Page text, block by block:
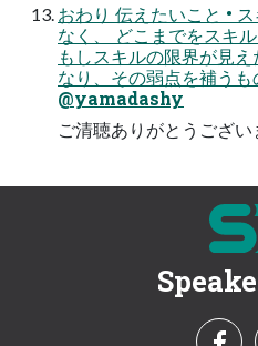
おわり 伝えたいこと •
なく、 どこまでをスキ
もしスキルの限界が見
なり、その弱点を補う
@yamadashy
ご清聴ありがとうござい